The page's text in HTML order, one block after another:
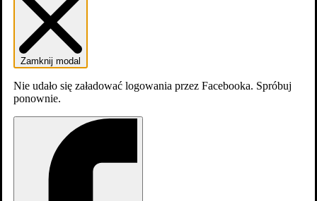
Korowód
Zamknij modal
Nie udało się załadować logowania przez Facebooka. Spróbuj
ponownie.